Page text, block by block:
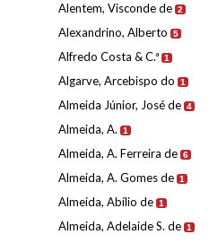
Alentem, Visconde de 2
Alexandrino, Alberto 5
Alfredo Costa & C.ª 1
Algarve, Arcebispo do 1
Almeida Júnior, José de 4
Almeida, A. 1
Almeida, A. Ferreira de 6
Almeida, A. Gomes de 1
Almeida, Abílio de 1
Almeida, Adelaide S. de 1